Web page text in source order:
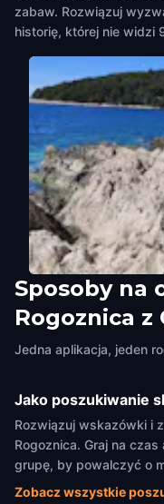
zabaw. Rozwiązuj
historię, której nie widzi
Blue bay
Rogoznica,Croatia
Sposoby na
Rogoznica z
Jedna aplikacja, jeden
Jako poszukiwanie
Rozwiązuj wskazówki i
Rogoznica. Graj na czas
grupę, by powalczyć o
Zobacz wszystkie